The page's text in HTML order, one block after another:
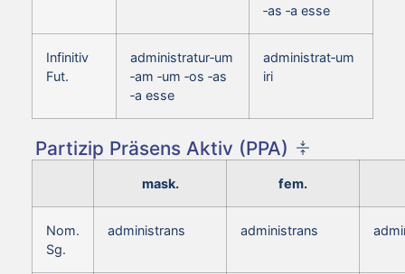
‑as ‑a esse
Infinitiv
Fut.
administratur‑um
‑am ‑um ‑os ‑as
‑a esse
administrat‑um
iri
Partizip Präsens Aktiv (PPA)
mask. fem.
Nom.
Sg.
administrans administrans